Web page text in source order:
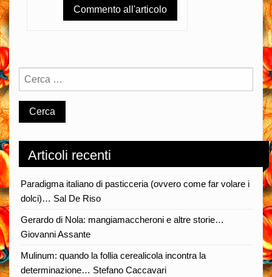
Articoli recenti
Paradigma italiano di pasticceria (ovvero come far volare i
dolci)… Sal De Riso
Gerardo di Nola: mangiamaccheroni e altre storie…
Giovanni Assante
Mulinum: quando la follia cerealicola incontra la
determinazione… Stefano Caccavari